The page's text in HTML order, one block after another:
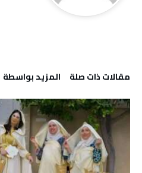
‫مقالات ذات صلة‬ ‫‫المزيد بواسطة‬ ‬ شمس‭ ‬الدين‭ ‬ العوني‭ ‬